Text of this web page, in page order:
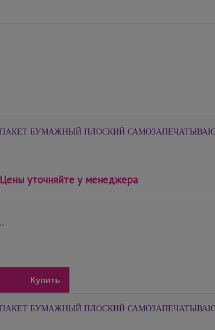
ПАКЕТ БУМАЖНЫЙ ПЛОСКИЙ
Цены уточняйте у менеджера
..
Купить
ПАКЕТ БУМАЖНЫЙ ПЛОСКИЙ